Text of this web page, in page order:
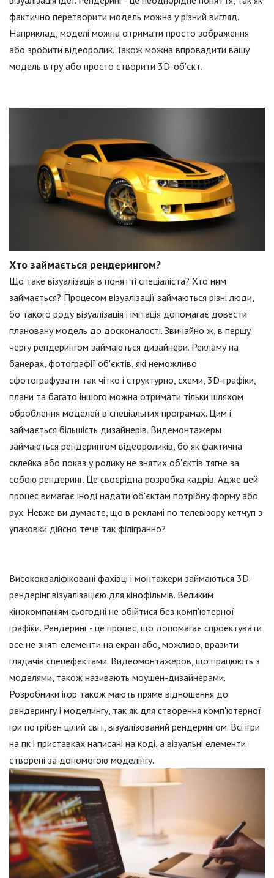
фактично перетворити модель можна у різний вигляд.
Наприклад, моделі можна отримати просто зображення
або зробити відеоролик. Також можна впровадити вашу
модель в гру або просто створити 3D-об'єкт.
Хто займається рендерингом?
Що таке візуалізація в понятті спеціаліста? Хто ним
займається? Процесом візуалізації займаються різні люди,
бо такого роду візуалізація і імітація допомагає довести
плановану модель до досконалості. Звичайно ж, в першу
чергу рендерингом займаються дизайнери. Рекламу на
банерах, фотографії об'єктів, які неможливо
сфотографувати так чітко і структурно, схеми, 3D-графіки,
плани та багато іншого можна отримати тільки шляхом
оброблення моделей в спеціальних програмах. Цим і
займається більшість дизайнерів. Видемонтажеры
займаються рендерингом відеороликів, бо як фактична
склейка або показ у ролику не знятих об'єктів тягне за
собою рендеринг. Це своєрідна розробка кадрів. Адже цей
процес вимагає іноді надати об'єктам потрібну форму або
рух. Невже ви думаєте, що в рекламі по телевізору кетчуп з
упаковки дійсно тече так філігранно?
Висококваліфіковані фахівці і монтажери займаються 3D-
рендерінг візуалізацією для кінофільмів. Великим
кінокомпаніям сьогодні не обійтися без комп'ютерної
графіки. Рендеринг - це процес, що допомагає спроектувати
все не зняті елементи на екран або, можливо, вразити
глядачів спецефектами. Видеомонтажеров, що працюють з
моделями, також називають моушен-дизайнерами.
Розробники ігор також мають пряме відношення до
рендерингу і моделингу, так як для створення комп'ютерної
гри потрібен цілий світ, візуалізований рендерингом. Всі ігри
на пк і приставках написані на коді, а візуальні елементи
створені за допомогою моделінгу.